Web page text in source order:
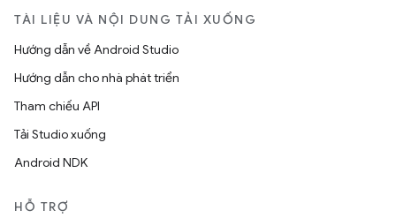
TÀI LIỆU VÀ NỘI DUNG TẢI XUỐNG
Hướng dẫn về Android Studio
Hướng dẫn cho nhà phát triển
Tham chiếu API
Tải Studio xuống
Android NDK
HỖ TRỢ